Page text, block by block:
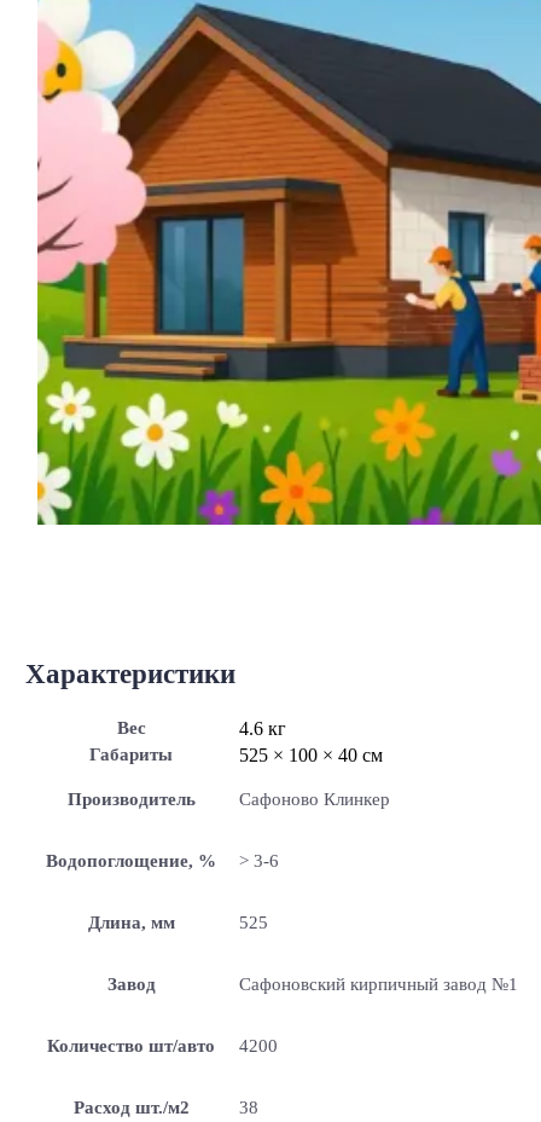
Характеристики
Вес 4.6 кг
Габариты 525 × 100 × 40 см
Производитель Сафоново Клинкер
Водопоглощение, % > 3-6
Длина, мм 525
Завод Сафоновский кирпичный завод №1
Количество шт/авто 4200
Расход шт./м2 38